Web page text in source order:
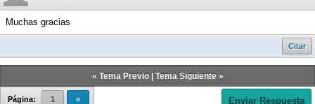
Muchas gracias
Citar
« Tema Previo| Tema Siguiente»
Página: 1 » Enviar Respuesta